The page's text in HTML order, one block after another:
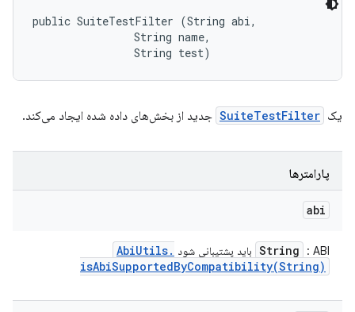
public SuiteTestFilter (String abi,
                String name,
                String test)
یک SuiteTestFilter جدید از بخش‌های داده شده ایجاد می‌کند.
پارامترها
abi
String : ABI باید پشتیبانی شود AbiUtils.
isAbiSupportedByCompatibility(String)